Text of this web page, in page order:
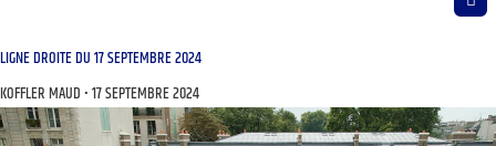
LIGNE DROITE DU 17 SEPTEMBRE 2024
KOFFLER MAUD 17 SEPTEMBRE 2024